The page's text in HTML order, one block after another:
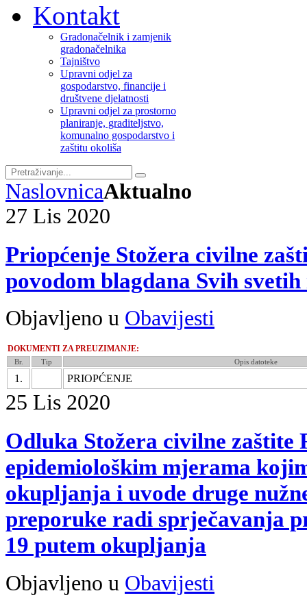
Kontakt
Gradonačelnik i zamjenik
gradonačelnika
Tajništvo
Upravni odjel za
gospodarstvo, financije i
društvene djelatnosti
Upravni odjel za prostorno
planiranje, graditeljstvo,
komunalno gospodarstvo i
zaštitu okoliša
NaslovnicaAktualno
27 Lis 2020
Priopćenje Stožera civilne
povodom blagdana Svih
Objavljeno u Obavijesti
DOKUMENTI ZA PREUZIMANJE:
Br. Tip Opis datoteke
1. PRIOPĆENJE
25 Lis 2020
Odluka Stožera civilne zaštite
epidemiološkim mjerama
okupljanja i uvode druge
preporuke radi sprječavanja
19 putem okupljanja
Objavljeno u Obavijesti